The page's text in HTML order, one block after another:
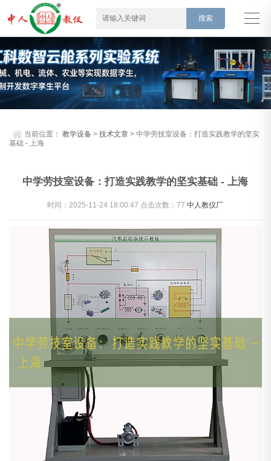
当前位置：教学设备 >技术文章 > 中学劳技室设备：打造实践教学的坚实
基础 - 上海
中学劳技室设备：打造实践教学的坚实基础 - 上海
时间：2025-11-24 18:00:47 点击次数：77中人教仪厂